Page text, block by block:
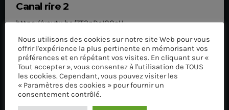
Canal rire 2
https://youtu.be/7T2nDcIQQeU
LIRE LA SUITE
Nous utilisons des cookies sur notre site Web pour vous
offrir l'expérience la plus pertinente en mémorisant vos
préférences et en répétant vos visites. En cliquant sur «
Tout accepter », vous consentez à l'utilisation de TOUS
les cookies. Cependant, vous pouvez visiter les
« Paramètres des cookies » pour fournir un
consentement contrôlé.